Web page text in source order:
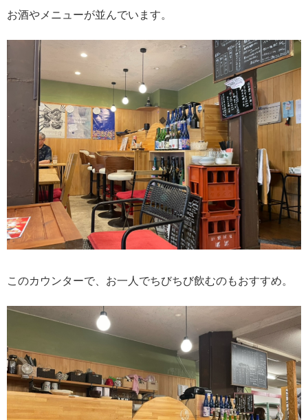
お酒やメニューが並んでいます。
このカウンターで、お一人でちびちび飲むのもおすすめ。